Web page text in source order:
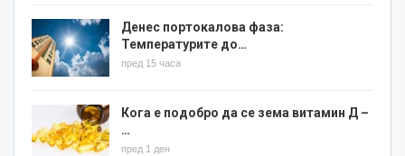
Денес портокалова фаза:
Температурите до…
пред 15 часа
Кога е подобро да се зема витамин Д –
…
пред 1 ден